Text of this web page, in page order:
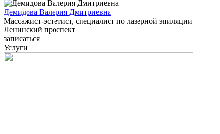
Демидова Валерия Дмитриевна
Массажист-эстетист, специалист по лазерной эпиляции
Ленинский проспект
записаться
Услуги